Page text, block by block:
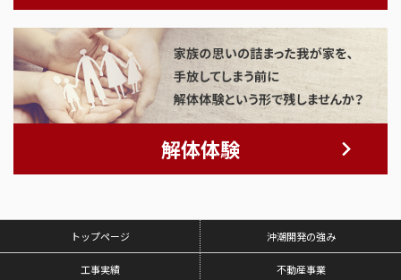
解体体験
トップページ 沖潮開発の強み
工事実績 不動産事業